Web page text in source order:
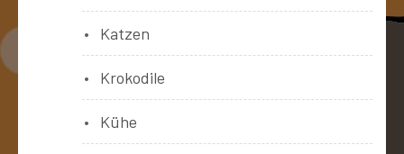
Katzen
Krokodile
Kühe